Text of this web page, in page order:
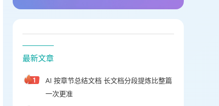
最新文章
AI 按章节总结文档 长文档分段提炼比整篇
一次更准